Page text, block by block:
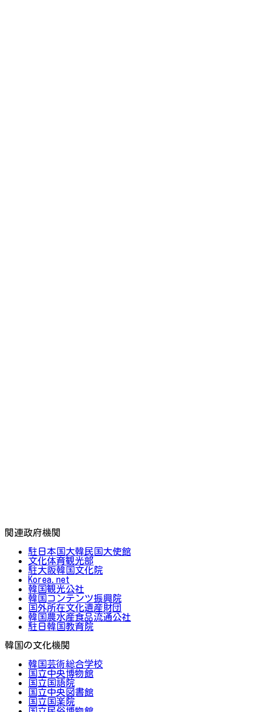
関連政府機関
駐日本国大韓民国大使館
文化体育観光部
駐大阪韓国文化院
Korea.net
韓国観光公社
韓国コンテンツ振興院
国外所在文化遺産財団
韓国農水産食品流通公社
駐日韓国教育院
韓国の文化機関
韓国芸術総合学校
国立中央博物館
国立国語院
国立中央図書館
国立国楽院